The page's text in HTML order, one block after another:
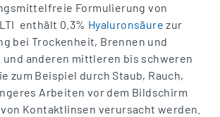
Formulierung von
enthält 0.3% Hyaluronsäure zur
bei Trockenheit, Brennen und
anderen mittleren bis schweren
zum Beispiel durch Staub, Rauch,
Arbeiten vor dem Bildschirm
Kontaktlinsen verursacht werden.